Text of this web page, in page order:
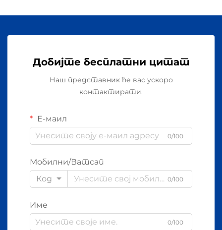
Добијте бесплатни цитат
Наш представник ће вас ускоро
контактирати.
Е-маил
0/100
Мобилни/Ватсап
Код
0/100
Име
0/100